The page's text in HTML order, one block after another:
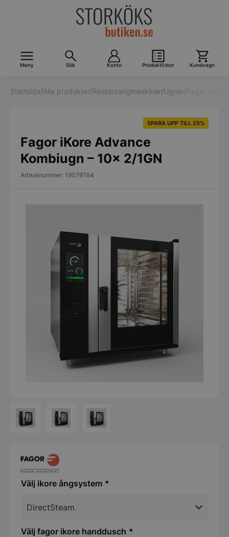
Meny Sök Konto Produktlistor Kundvagn
Startsida/Alla produkter/Restaurangmaskiner/Ugnar/Fagor
SPARA UPP TILL 25%
Fagor iKore Advance
Kombiugn – 10x 2/1GN
Artikelnummer: 19079784
ikore ångsystem
fagor ikore handdusch